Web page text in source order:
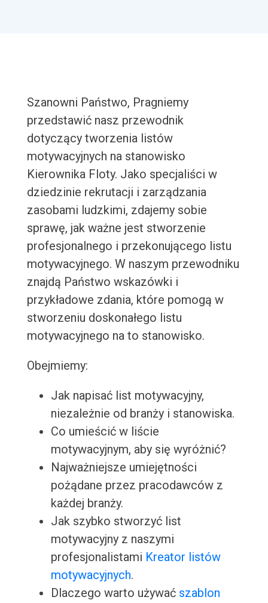
Szanowni Państwo, Pragniemy
przedstawić nasz przewodnik
dotyczący tworzenia listów
motywacyjnych na stanowisko
Kierownika Floty. Jako specjaliści w
dziedzinie rekrutacji i zarządzania
zasobami ludzkimi, zdajemy sobie
sprawę, jak ważne jest stworzenie
profesjonalnego i przekonującego listu
motywacyjnego. W naszym przewodniku
znajdą Państwo wskazówki i
przykładowe zdania, które pomogą w
stworzeniu doskonałego listu
motywacyjnego na to stanowisko.
Obejmiemy:
Jak napisać list motywacyjny,
niezależnie od branży i stanowiska.
Co umieścić w liście
motywacyjnym, aby się wyróżnić?
Najważniejsze umiejętności
pożądane przez pracodawców z
każdej branży.
Jak szybko stworzyć list
motywacyjny z naszymi
profesjonalistami Kreator listów
motywacyjnych.
Dlaczego warto używać szablon